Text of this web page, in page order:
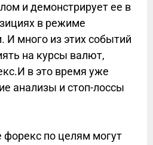
и демонстрирует ее в
в режиме
И много из этих событий
на курсы валют,
в это время уже
анализы и стоп-лоссы
по целям могут